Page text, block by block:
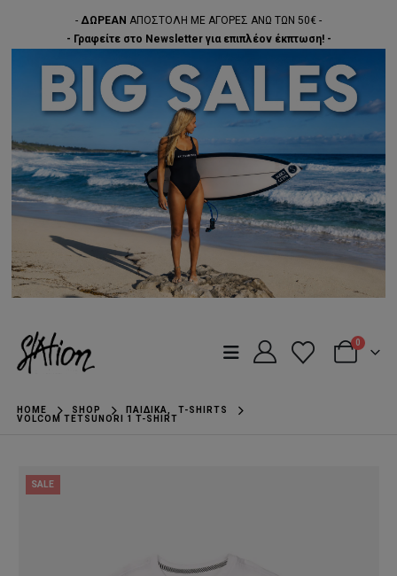
- ΔΩΡΕΑΝ ΑΠΟΣΤΟΛΗ ΜΕ ΑΓΟΡΕΣ ΑΝΩ ΤΩΝ 50€ -
- Γραφείτε στο Newsletter για επιπλέον έκπτωση! -
0
HOME SHOP ΠΑΙΔΙΚΆ,
T-SHIRTS
VOLCOM TETSUNORI 1 T-SHIRT
SALE